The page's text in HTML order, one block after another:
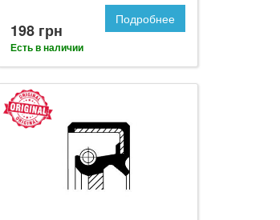
198 грн
Есть в наличии
Подробнее